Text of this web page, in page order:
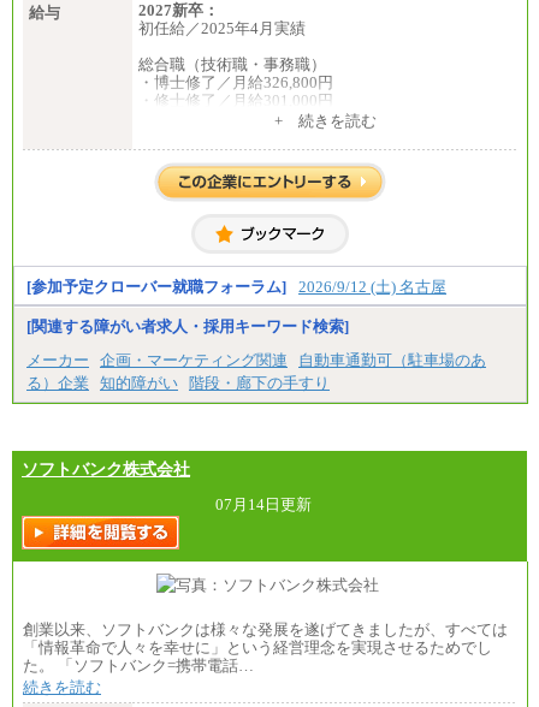
給与
2027新卒：
初任給／2025年4月実績
総合職（技術職・事務職）
・博士修了／月給326,800円
・修士修了／月給301,000円
・大学卒／月給282,000円
・高専卒（本科）／月給256,000円
一般事務職
・高専卒（専攻科）／月給206,400円
・高専卒（本科）月給197,800円
・短大卒／月給197,800円
・専門卒（2年）／月給197,800円
※試用期間中も給与に変更はございません。
中途：
（１）（２）
月給：270,000円～
想定年収：490万円～1,100万円
・1,090万円/38歳・月給59万円 *残業代・家族手当
対象外
（３）
月給：190,000円～
想定年収：340万円～610万円
年収例：
・460万円/28歳・月給26万円
（４）
月給：201,000円～
想定年収：360万円～680万円
+ 続きを読む
[参加予定クローバー就職フォーラム] 2026/9/12 (土) 名古屋
[関連する障がい者求人・採用キーワード検索]
メーカー
企画・マーケティング関連
自動車通勤可（駐車場のあ
る）企業
知的障がい 階段・廊下の手すり
ソフトバンク株式会社
07月14日更新
創業以来、ソフトバンクは様々な発展を遂げてきましたが、すべては
「情報革命で人々を幸せに」という経営理念を実現させるためでし
た。 「ソフトバンク=携帯電話…
続きを読む